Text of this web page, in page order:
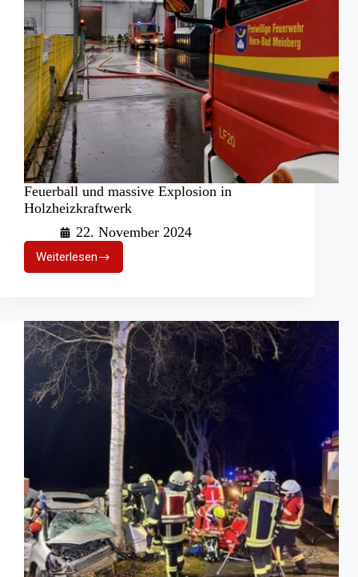
Feuerball und massive Explosion in
Holzheizkraftwerk
22. November 2024
Weiterlesen
Feuerball
und
in
Holzheizkraftwerk